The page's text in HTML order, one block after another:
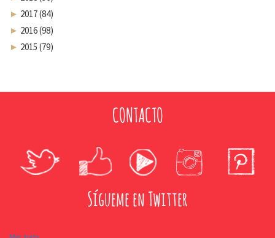
► 2017 (84)
► 2016 (98)
► 2015 (79)
CONTACTO
Sígueme en Twitter